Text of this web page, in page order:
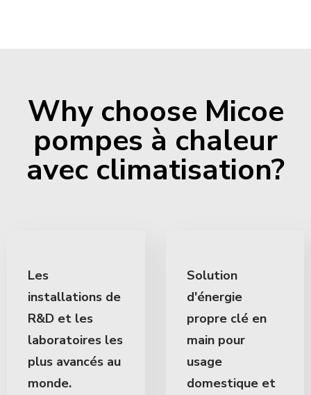
Why choose Micoe
pompes à chaleur
avec climatisation?
Les
installations de
R&D et les
laboratoires les
plus avancés au
monde.
Solution
d'énergie
propre clé en
main pour
usage
domestique et